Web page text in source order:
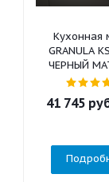
Кухонная
GRANULA
ЧЕРНЫЙ
41 745